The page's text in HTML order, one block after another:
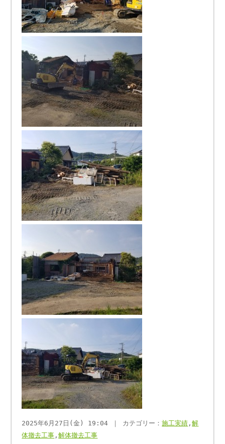
2025年6月27日(金) 19:04 ｜ カテゴリー：施工実績 ,解
体撤去工事 ,解体撤去工事